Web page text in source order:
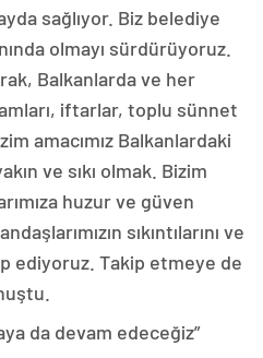
sağlıyor. Biz belediye
olmayı sürdürüyoruz.
Balkanlarda ve her
iftarlar, toplu sünnet
amacımız Balkanlardaki
ve sıkı olmak. Bizim
huzur ve güven
sıkıntılarını ve
ediyoruz. Takip etmeye de
da devam edeceğiz”